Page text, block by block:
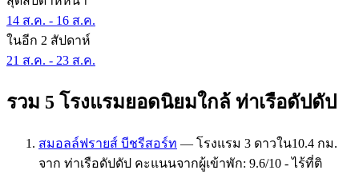
14 ส.ค. - 16 ส.ค.
ในอีก 2 สัปดาห์
21 ส.ค. - 23 ส.ค.
รวม 5 โรงแรมยอดนิยมใกล้ ท่าเรือดัปดัป
สมอลล์ฟรายส์ บีชรีสอร์ท — โรงแรม 3 ดาวใน10.4 กม.
จาก ท่าเรือดัปดัป คะแนนจากผู้เข้าพัก: 9.6/10 - ไร้ที่ติ